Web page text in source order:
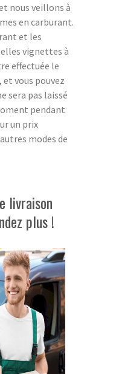
nous veillons à
en carburant.
et les
vignettes à
effectuée le
vous pouvez
sera pas laissé
pendant
un prix
modes de
livraison
plus !